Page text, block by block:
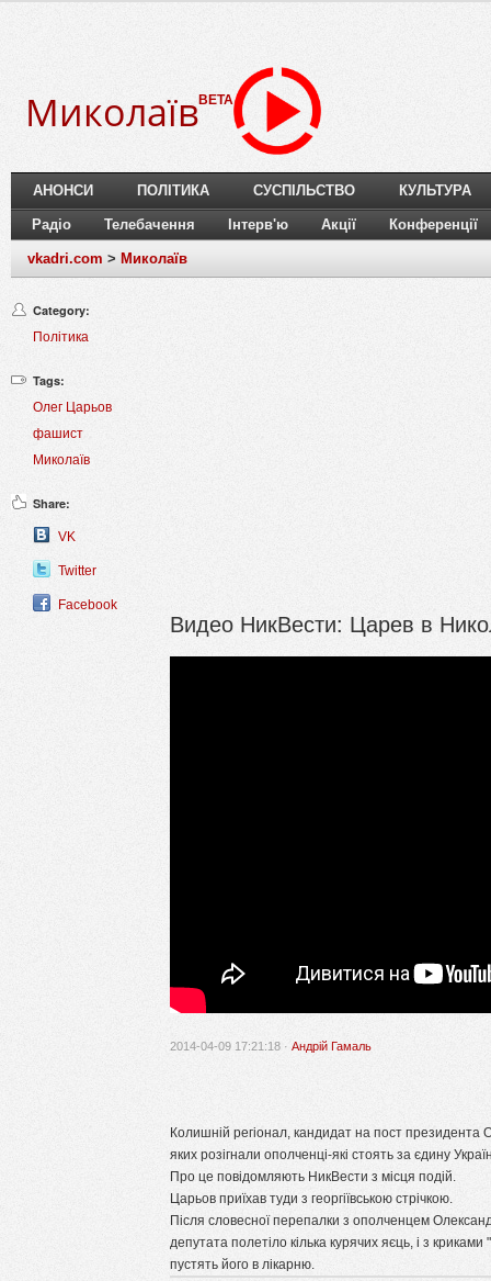
МиколаївBETA
АНОНСИ ПОЛІТИКА СУСПІЛЬСТВО КУЛЬТУРА
Радіо Телебачення Інтерв'ю Акції Конференції
vkadri.com > Миколаїв
Category:
Політика
Tags:
Олег Царьов
фашист
Миколаїв
Share:
VK
Twitter
Facebook
Видео НикВести: Царев в
2014-04-09 17:21:18 · Андрій Гамаль
Колишній регіонал, кандидат на пост президента
яких розігнали ополченці-які стоять за єдину
Про це повідомляють НикВести з місця подій.
Царьов приїхав туди з георгіївською стрічкою.
Після словесної перепалки з ополченцем
депутата полетіло кілька курячих яєць, і з
пустять його в лікарню.